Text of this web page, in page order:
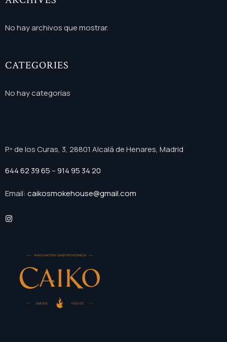
No hay archivos que mostrar.
CATEGORIES
No hay categorías
P.º de los Curas, 3, 28801 Alcalá de Henares, Madrid
644 62 39 65 –914 95 34 20
Email: caikosmokehouse@gmail.com